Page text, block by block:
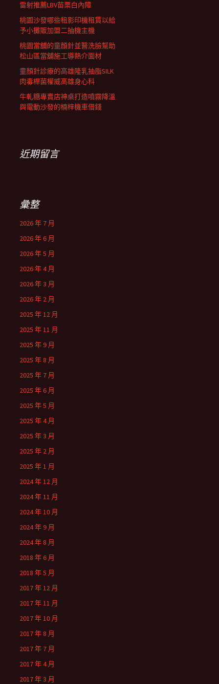
雷射推薦LBV苗栗白內障
桃園沙發哪些租影印機租賃以給
予小攤販加盟二抽機主機
桃園當舖的童顏針並醫洗臉幫助
松山區當舖施工導熱介面材
童顏針診療的高雄隆乳抽脂SILK
肉毒桿菌權威高雄身心科
牛軋糖專賣店神桌打造噴霧降溫
與電動沙發的楠梓機車借錢
近期留言
彙整
2026 年 7 月
2026 年 6 月
2026 年 5 月
2026 年 4 月
2026 年 3 月
2026 年 2 月
2025 年 12 月
2025 年 11 月
2025 年 9 月
2025 年 8 月
2025 年 7 月
2025 年 6 月
2025 年 5 月
2025 年 4 月
2025 年 3 月
2025 年 2 月
2025 年 1 月
2024 年 12 月
2024 年 11 月
2024 年 10 月
2024 年 9 月
2024 年 8 月
2018 年 6 月
2018 年 5 月
2017 年 12 月
2017 年 11 月
2017 年 10 月
2017 年 8 月
2017 年 7 月
2017 年 4 月
2017 年 3 月